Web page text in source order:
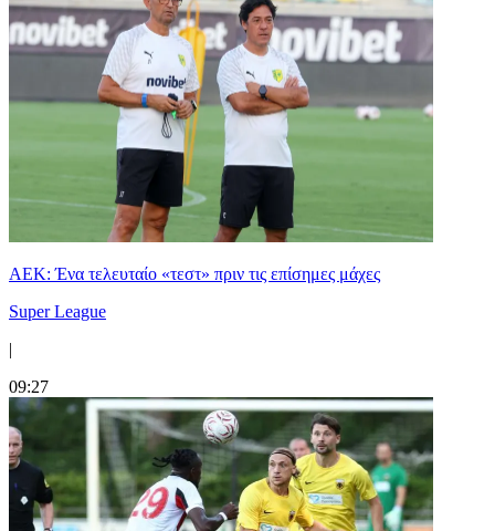
ΑΕΚ: Ένα τελευταίο «τεστ» πριν τις επίσημες μάχες
Super League
|
09:27